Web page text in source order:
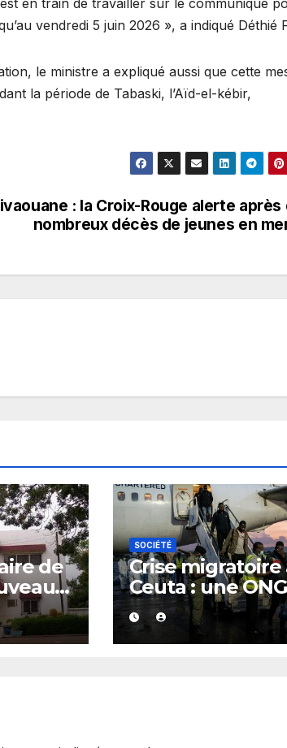
vendredi 5 juin 2026 », a indiqué Déthié
le ministre a expliqué aussi que cette
la période de Tabaski, l’Aïd-el-kébir,
: la Croix-Rouge alerte après
nombreux décès de jeunes en
de
SOCIÉTÉ
Crise migratoire
Ceuta : une ONG
marocaine met
cause les
responsabilités